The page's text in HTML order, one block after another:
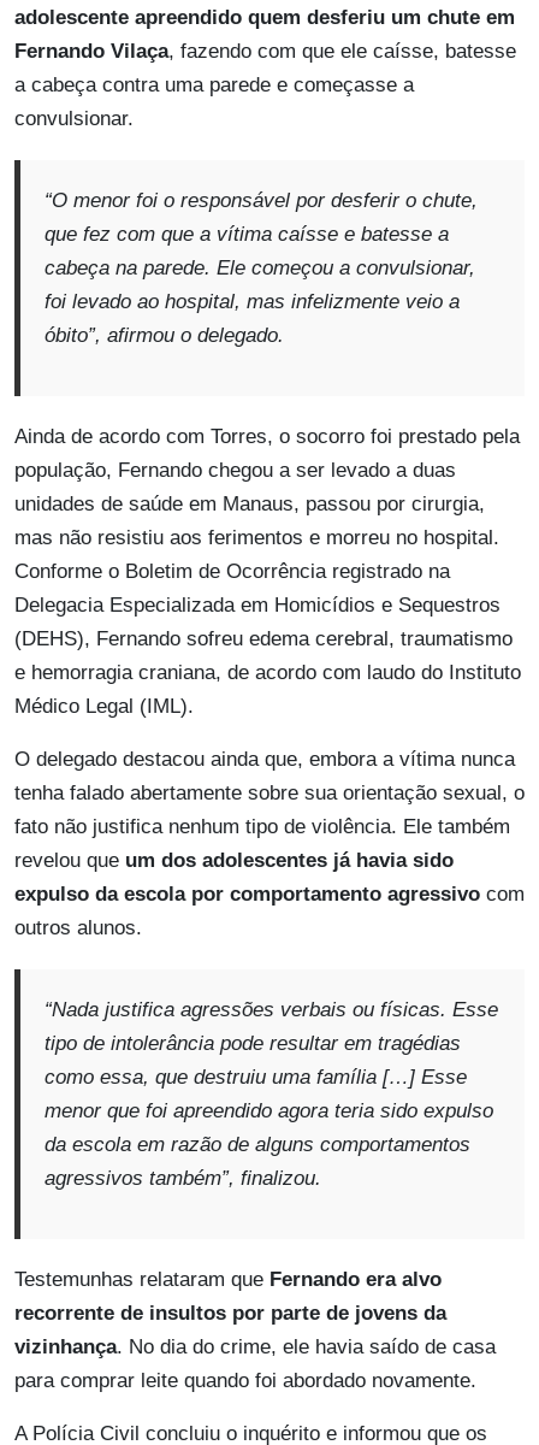
adolescente apreendido quem desferiu um chute em
Fernando Vilaça, fazendo com que ele caísse, batesse
a cabeça contra uma parede e começasse a
convulsionar.
“O menor foi o responsável por desferir o chute,
que fez com que a vítima caísse e batesse a
cabeça na parede. Ele começou a convulsionar,
foi levado ao hospital, mas infelizmente veio a
óbito”, afirmou o delegado.
Ainda de acordo com Torres, o socorro foi prestado pela
população, Fernando chegou a ser levado a duas
unidades de saúde em Manaus, passou por cirurgia,
mas não resistiu aos ferimentos e morreu no hospital.
Conforme o Boletim de Ocorrência registrado na
Delegacia Especializada em Homicídios e Sequestros
(DEHS), Fernando sofreu edema cerebral, traumatismo
e hemorragia craniana, de acordo com laudo do Instituto
Médico Legal (IML).
O delegado destacou ainda que, embora a vítima nunca
tenha falado abertamente sobre sua orientação sexual, o
fato não justifica nenhum tipo de violência. Ele também
revelou que um dos adolescentes já havia sido
expulso da escola por comportamento agressivo com
outros alunos.
“Nada justifica agressões verbais ou físicas. Esse
tipo de intolerância pode resultar em tragédias
como essa, que destruiu uma família […] Esse
menor que foi apreendido agora teria sido expulso
da escola em razão de alguns comportamentos
agressivos também”, finalizou.
Testemunhas relataram que Fernando era alvo
recorrente de insultos por parte de jovens da
vizinhança. No dia do crime, ele havia saído de casa
para comprar leite quando foi abordado novamente.
A Polícia Civil concluiu o inquérito e informou que os